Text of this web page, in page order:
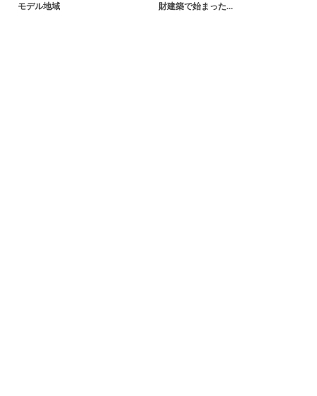
モデル地域
財建築で始まった…